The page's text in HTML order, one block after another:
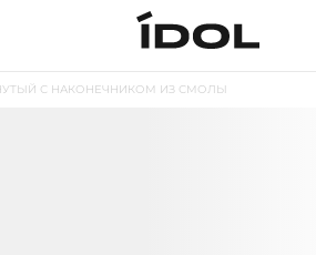
С НАКОНЕЧНИКОМ ИЗ СМОЛЫ